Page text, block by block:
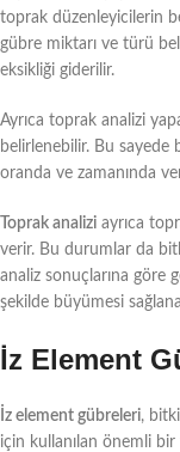
toprak düzenleyicilerin
gübre miktarı ve türü
eksikliği giderilir.
Ayrıca toprak analizi
belirlenebilir. Bu
oranda ve zamanında
Toprak analizi ayrıca
verir. Bu durumlar da
analiz sonuçlarına göre
şekilde büyümesi
İz Element
İz element gübreleri,
için kullanılan önemli